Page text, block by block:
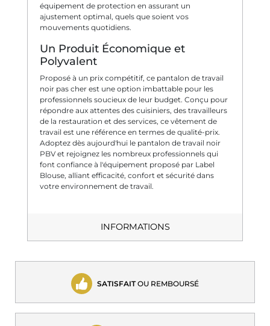
équipement de protection en assurant un
ajustement optimal, quels que soient vos
mouvements quotidiens.
Un Produit Économique et
Polyvalent
Proposé à un prix compétitif, ce pantalon de travail
noir pas cher est une option imbattable pour les
professionnels soucieux de leur budget. Conçu pour
répondre aux attentes des cuisiniers, des travailleurs
de la restauration et des services, ce vêtement de
travail est une référence en termes de qualité-prix.
Adoptez dès aujourd'hui le pantalon de travail noir
PBV et rejoignez les nombreux professionnels qui
font confiance à l'équipement proposé par Label
Blouse, alliant efficacité, confort et sécurité dans
votre environnement de travail.
INFORMATIONS
SATISFAITOU REMBOURSÉ